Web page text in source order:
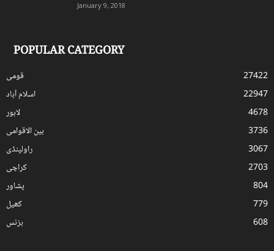
January 9, 2018
POPULAR CATEGORY
قومی
27422
اسلام آباد
22947
لاہور
4678
بین الاقوامی
3736
راولپنڈی
3067
کراچی
2703
پشاور
804
کھیل
779
بزنس
608